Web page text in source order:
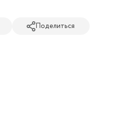
Поделиться